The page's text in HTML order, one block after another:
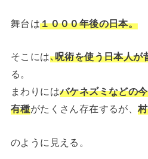
舞台は１０００年後の日本。
そこには､呪術を使う日本人が
る。
まわりにはバケネズミなどの
有種がたくさん存在するが、
のように見える。